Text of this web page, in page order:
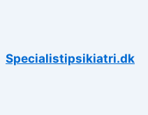
Specialistipsikiatri.dk